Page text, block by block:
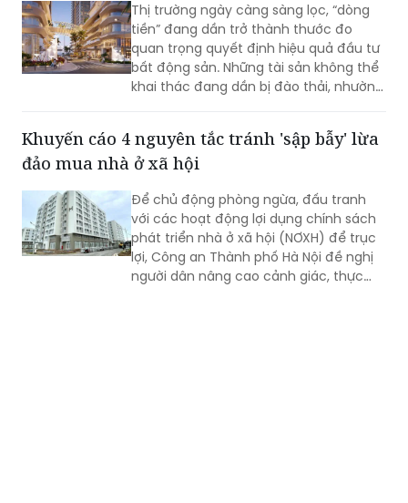
Thị trường ngày càng sàng lọc, “dòng
tiền” đang dần trở thành thước đo
quan trọng quyết định hiệu quả đầu tư
bất động sản. Những tài sản không thể
khai thác đang dần bị đào thải, nhường
Trong xu hướng đó, tổ hợp căn hộ
Newtown Diamond càng trở nên thu
Khuyến cáo 4 nguyên tắc tránh 'sập bẫy' lừa
đảo mua nhà ở xã hội
Để chủ động phòng ngừa, đấu tranh
với các hoạt động lợi dụng chính sách
phát triển nhà ở xã hội (NƠXH) để trục
lợi, Công an Thành phố Hà Nội đề nghị
người dân nâng cao cảnh giác, thực